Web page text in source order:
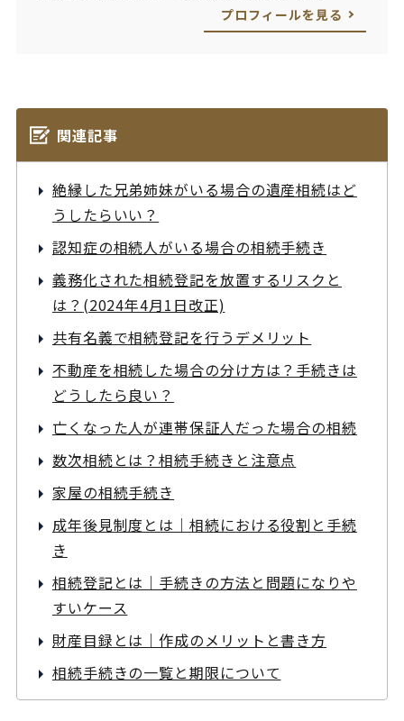
プロフィールを見る
関連記事
絶縁した兄弟姉妹がいる場合の遺産相続はど
うしたらいい？
認知症の相続人がいる場合の相続手続き
義務化された相続登記を放置するリスクと
は？ (2024年4月1日改正)
共有名義で相続登記を行うデメリット
不動産を相続した場合の分け方は？手続きは
どうしたら良い？
亡くなった人が連帯保証人だった場合の相続
数次相続とは？相続手続きと注意点
家屋の相続手続き
成年後見制度とは｜相続における役割と手続
き
相続登記とは｜手続きの方法と問題になりや
すいケース
財産目録とは｜作成のメリットと書き方
相続手続きの一覧と期限について